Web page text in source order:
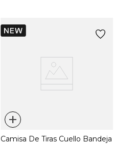
+
Camisa De Tiras Cuello Bandeja